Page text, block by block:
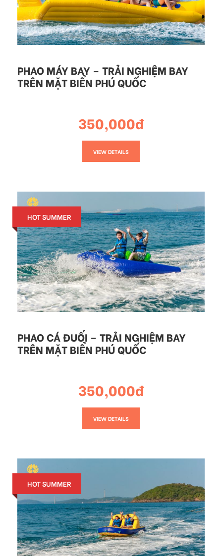
PHAO MÁY BAY – TRẢI NGHIỆM BAY
TRÊN MẶT BIỂN PHÚ QUỐC
350,000đ
VIEW DETAILS
HOT SUMMER
PHAO CÁ ĐUỐI – TRẢI NGHIỆM BAY
TRÊN MẶT BIỂN PHÚ QUỐC
350,000đ
VIEW DETAILS
HOT SUMMER